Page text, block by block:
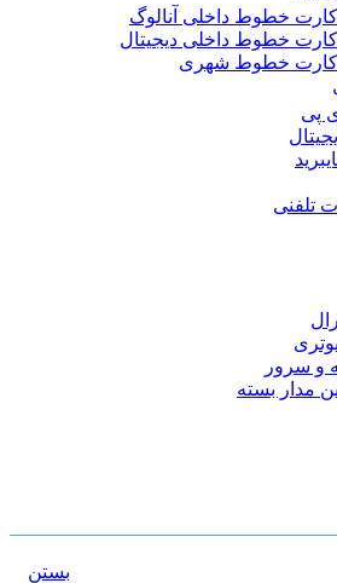
کارت خطوط داخلی آنالوگ
کارت خطوط داخلی دیجیتال
کارت خطوط شهری
پی
تلفنی
و سرور
مدار بسته
بستن